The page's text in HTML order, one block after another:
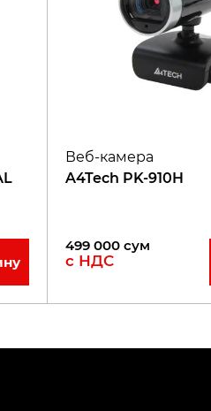
Веб-камера
A4Tech PK-910H
499 000 сум
с НДС